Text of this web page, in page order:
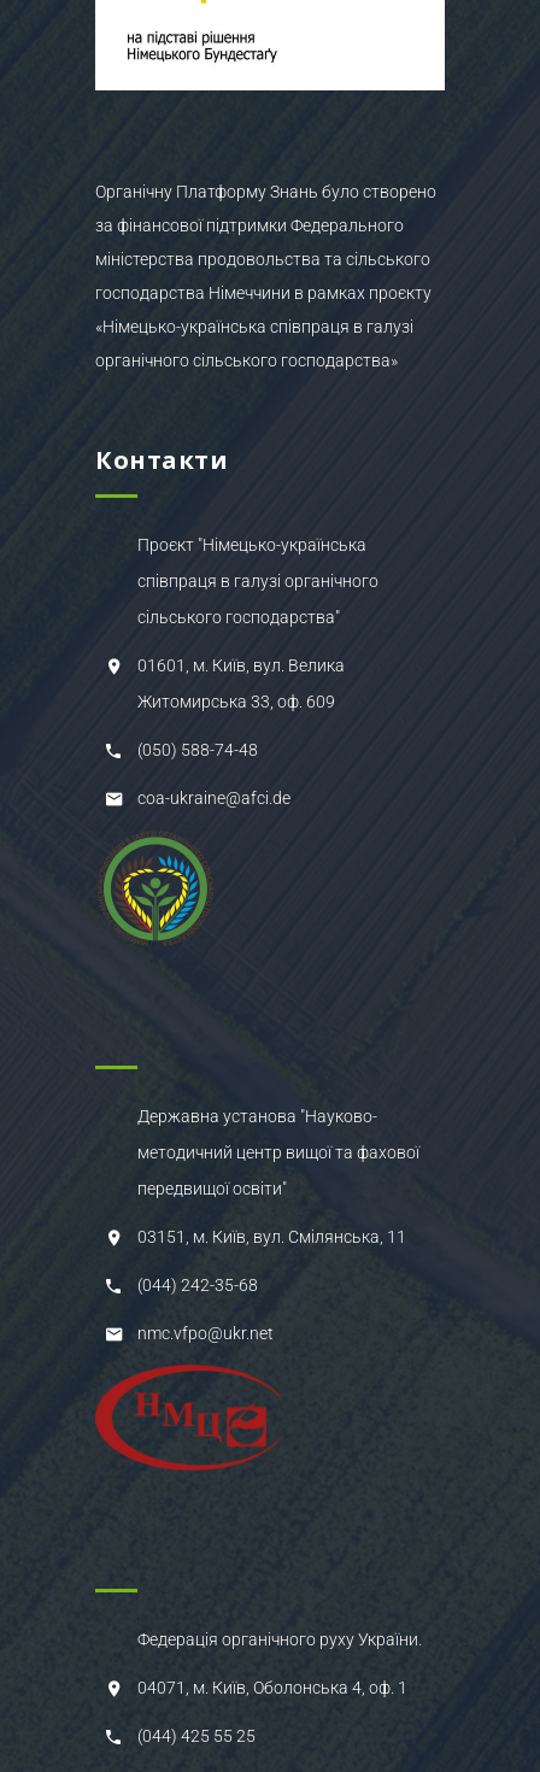
Органічну Платформу Знань було створено
за фінансової підтримки Федерального
міністерства продовольства та сільського
господарства Німеччини в рамках проєкту
«Німецько-українська співпраця в галузі
органічного сільського господарства»
Контакти
Проєкт "Німецько-українська
співпраця в галузі органічного
сільського господарства"
01601, м. Київ, вул. Велика
Житомирська 33, оф. 609
(050) 588-74-48
coa-ukraine@afci.de
Державна установа "Науково-
методичний центр вищої та фахової
передвищої освіти"
03151, м. Київ, вул. Смілянська, 11
(044) 242-35-68
nmc.vfpo@ukr.net
Федерація органічного руху України.
04071, м. Київ, Оболонська 4, оф. 1
(044) 425 55 25